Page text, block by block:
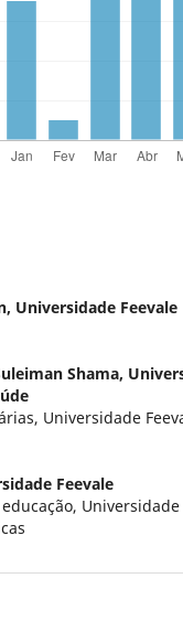
Universidade Feevale
Shama,
Universidade
Feevale